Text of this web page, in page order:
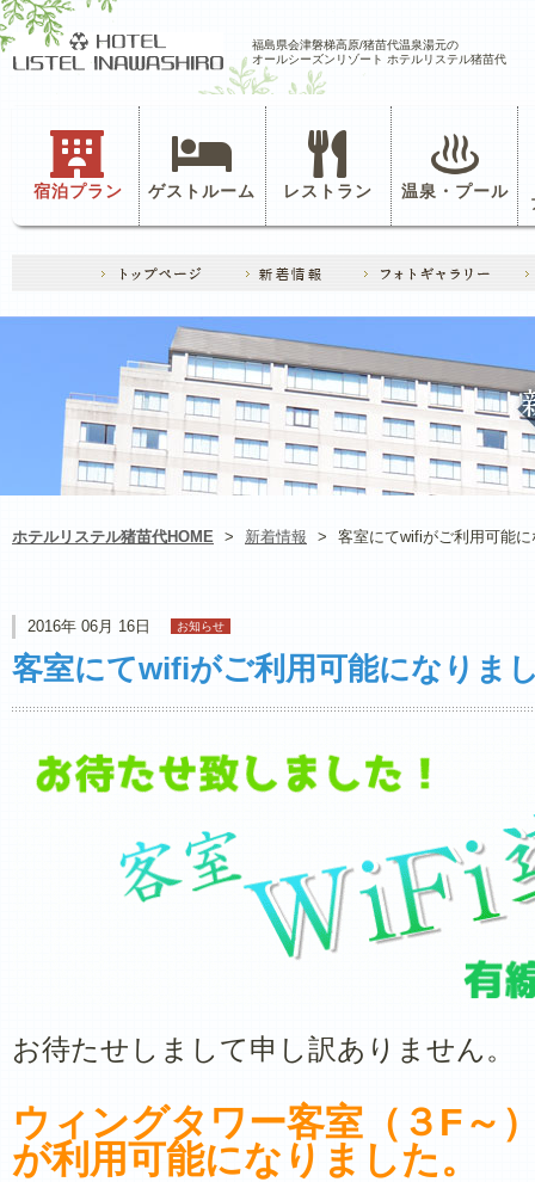
福島県会津磐梯高原/猪苗代温泉湯元の
オールシーズンリゾート ホテルリステル猪苗代
宿泊プラン ゲストルーム レストラン 温泉・プール
ホテルリステル猪苗代HOME > 新着情報 > 客室にてwifiがご利用可能
2016年 06月 16日 お知らせ
客室にてwifiがご利用可能になりま
お待たせしまして申し訳ありません。
ウィングタワー客室（
が利用可能になりました。